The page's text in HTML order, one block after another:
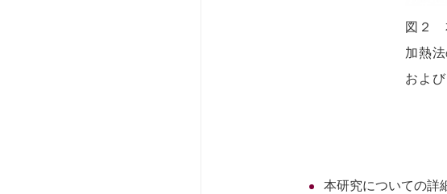
図２
加熱
およ
本研究についての詳